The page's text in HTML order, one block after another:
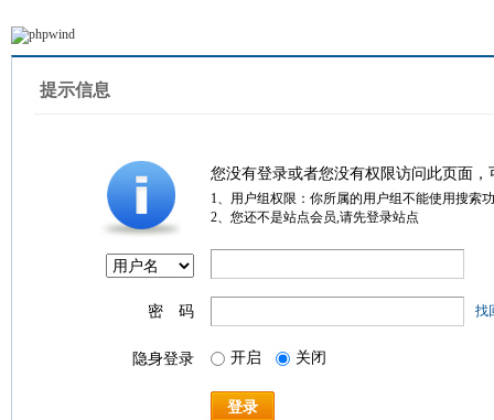
提示信息
您没有登录或者您没有权限访问此页面
1、用户组权限：你所属的用户组不能使用搜索
2、您还不是站点会员,请先登录站点
密 码 找
隐身登录 开启 关闭
登录